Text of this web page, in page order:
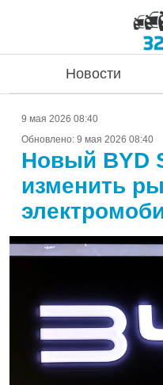
Новости
9 мая 2026 08:40
Обновлено: 9 мая 2026 08:40
Новый BYD
изменить